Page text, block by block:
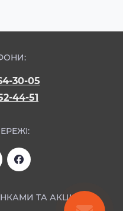
30-05
44-51
ТА АКЦІЯМИ: